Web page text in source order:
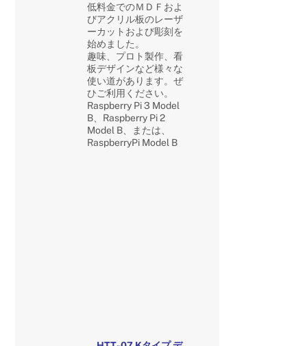
低料金でのＭＤＦおよ
びアクリル板のレーザ
ーカットおよび彫刻を
始めました。
趣味、プロト製作、看
板デザインなど様々な
使い道があります。ぜ
ひご利用ください。
Raspberry Pi 3 Model
B、Raspberry Pi 2
Model B、または、
RaspberryPi Model B